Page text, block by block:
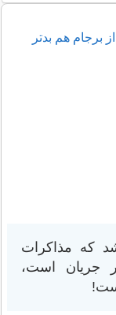
برجام هم بدتر
که مذاکرات
جریان است،